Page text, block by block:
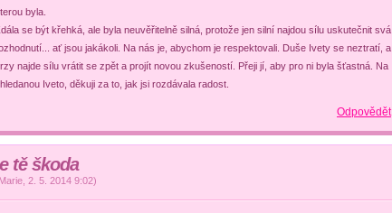
byla.
se být křehká, ale byla neuvěřitelně silná, protože jen silní najdou sílu uskutečnit svá
ať jsou jakákoli. Na nás je, abychom je respektovali. Duše Ivety se neztratí, a
najde sílu vrátit se zpět a projít novou zkušeností. Přeji jí, aby pro ni byla šťastná. Na
Iveto, děkuji za to, jak jsi rozdávala radost.
Odpovědět
tě škoda
Marie 2. 5. 2014 9:02)